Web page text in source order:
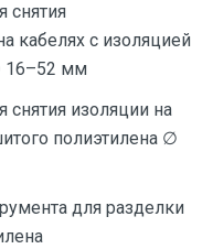
снятия
кабелях с изоляцией
16–52 мм
снятия изоляции на
полиэтилена ∅
для разделки